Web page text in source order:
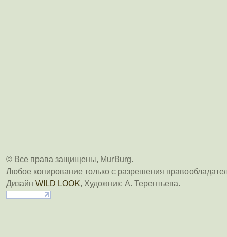
© Все права защищены, MurBurg.
Любое копирование только с разрешения
Дизайн WILD LOOK, Художник: А. Терентьева.